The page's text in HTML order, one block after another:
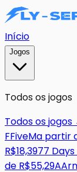
Início
Jogos
Todos os jogos
Todos os jogos
FFiveMa partir
R$18,3977
de R$55,29A